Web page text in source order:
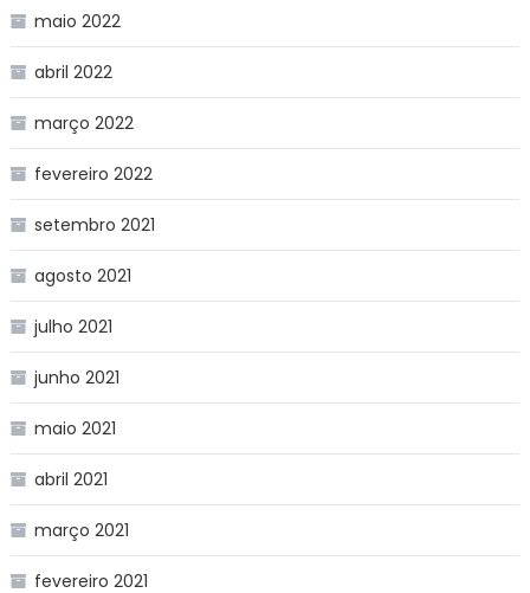
maio 2022
abril 2022
março 2022
fevereiro 2022
setembro 2021
agosto 2021
julho 2021
junho 2021
maio 2021
abril 2021
março 2021
fevereiro 2021